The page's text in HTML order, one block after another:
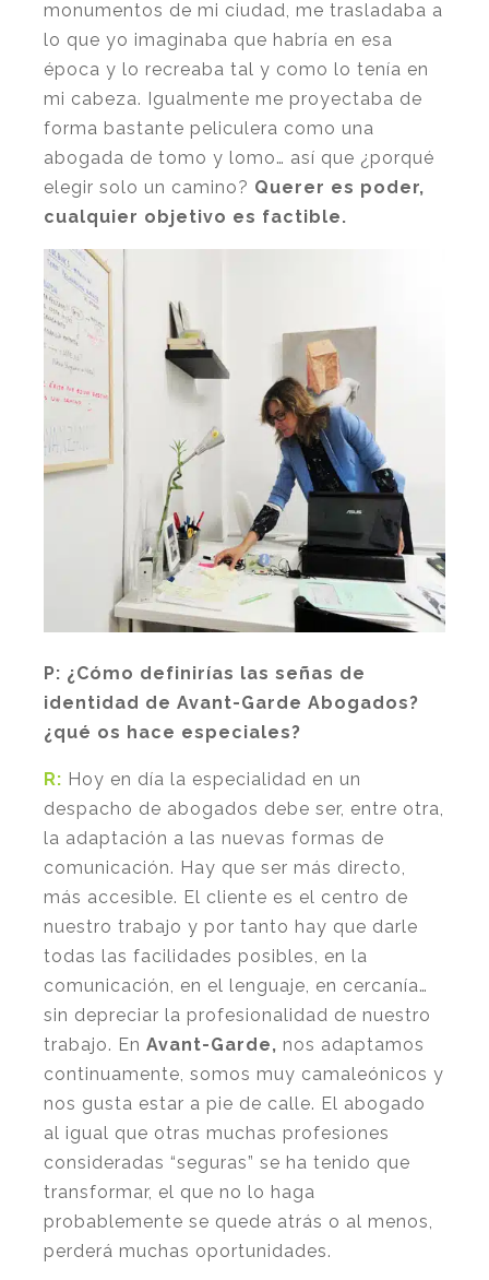
monumentos de mi ciudad, me trasladaba a
lo que yo imaginaba que habría en esa
época y lo recreaba tal y como lo tenía en
mi cabeza. Igualmente me proyectaba de
forma bastante peliculera como una
abogada de tomo y lomo… así que ¿porqué
elegir solo un camino? Querer es poder,
cualquier objetivo es factible.
P: ¿Cómo definirías las señas de
identidad de Avant-Garde Abogados?
¿qué os hace especiales?
R: Hoy en día la especialidad en un
despacho de abogados debe ser, entre otra,
la adaptación a las nuevas formas de
comunicación. Hay que ser más directo,
más accesible. El cliente es el centro de
nuestro trabajo y por tanto hay que darle
todas las facilidades posibles, en la
comunicación, en el lenguaje, en cercanía…
sin depreciar la profesionalidad de nuestro
trabajo. En Avant-Garde, nos adaptamos
continuamente, somos muy camaleónicos y
nos gusta estar a pie de calle. El abogado
al igual que otras muchas profesiones
consideradas “seguras” se ha tenido que
transformar, el que no lo haga
probablemente se quede atrás o al menos,
perderá muchas oportunidades.